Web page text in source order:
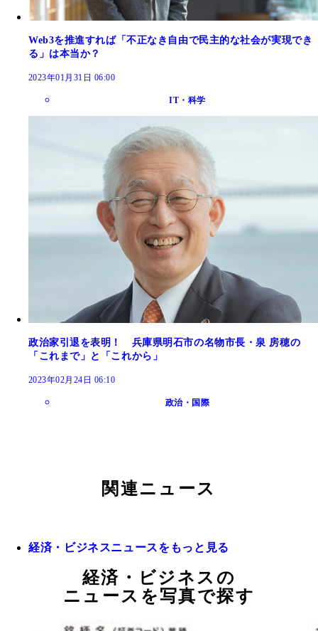
Web3を推進すれば「不正なき自由で民主的な社会が実現でき
る」は本当か？
2023年01月31日 06:00
IT・科学
政治家引退を表明！ 兵庫県明石市の名物市長・泉 房穂の
「これまで」と「これから」
2023年02月24日 06:10
政治・国際
関連ニュース
経済・ビジネスニュースをもっと見る
経済・ビジネスの
ニュースを写真で探す